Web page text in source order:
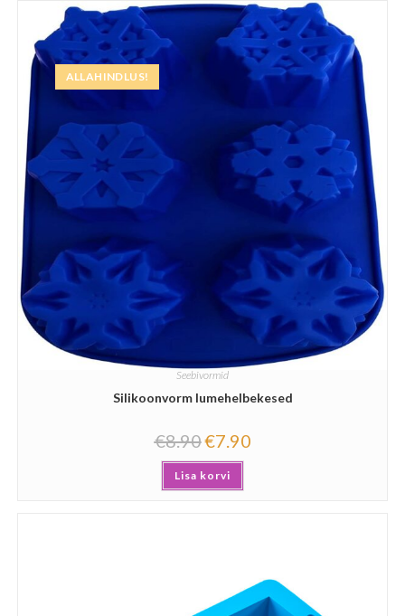
ALLAHINDLUS!
Seebivormid
Silikoonvorm lumehelbekesed
€8.90€7.90
Lisa korvi